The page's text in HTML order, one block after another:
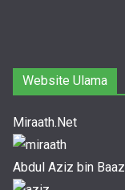
Website Ulama
Miraath.Net
Abdul Aziz bin Baaz